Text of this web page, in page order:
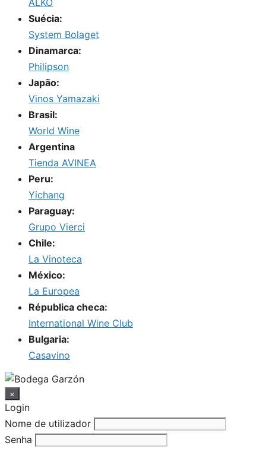
ALKO
Suécia:
System Bolaget
Dinamarca:
Philipson
Japão:
Vinos Yamazaki
Brasil:
World Wine
Argentina
Tienda AVINEA
Peru:
Yichang
Paraguay:
Grupo Vierci
Chile:
La Vinoteca
México:
La Europea
Républica checa:
International Wine Club
Bulgaria:
Casavino
×
Login
Nome de utilizador
Senha